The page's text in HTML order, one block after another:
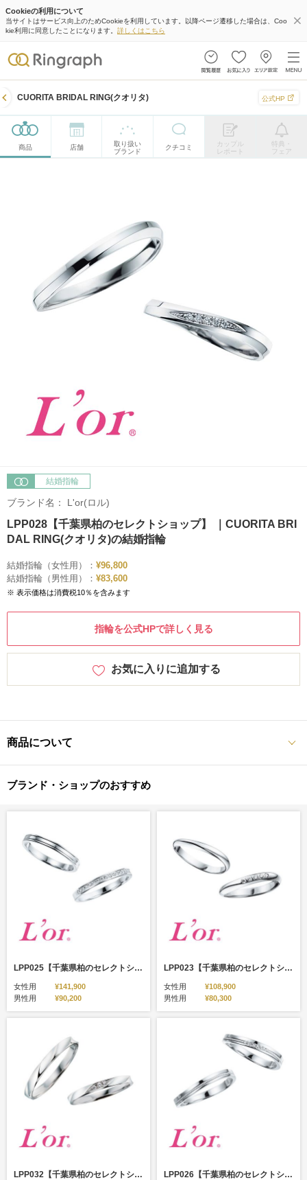
Cookieの利用について
当サイトはサービス向上のためCookieを利用しています。以降ページ遷移した場合は、Coo
kie利用に同意したことになります。 詳しくはこちら
CUORITA BRIDAL RING(クオリタ) 公式HP
商品 店舗
取り扱い
ブランド
クチコミ
カップル
レポート
特典・
フェア
結婚指輪
ブランド名： L'or(ロル)
LPP028【千葉県柏のセレクトショップ】 ｜CUORITA BRI
DAL RING(クオリタ)の結婚指輪
結婚指輪（女性用）： ¥96,800
結婚指輪（男性用）： ¥83,600
※ 表示価格は消費税10％を含みます
指輪を公式HPで詳しく見る
お気に入りに追加する
商品について
ブランド・ショップのおすすめ
LPP025【千葉県柏のセレクトショップ】
女性用
¥141,900
男性用
¥90,200
LPP023【千葉県柏のセレクトショップ】
女性用
¥108,900
男性用
¥80,300
LPP032【千葉県柏のセレクトショップ】 LPP026【千葉県柏のセレクトショップ】